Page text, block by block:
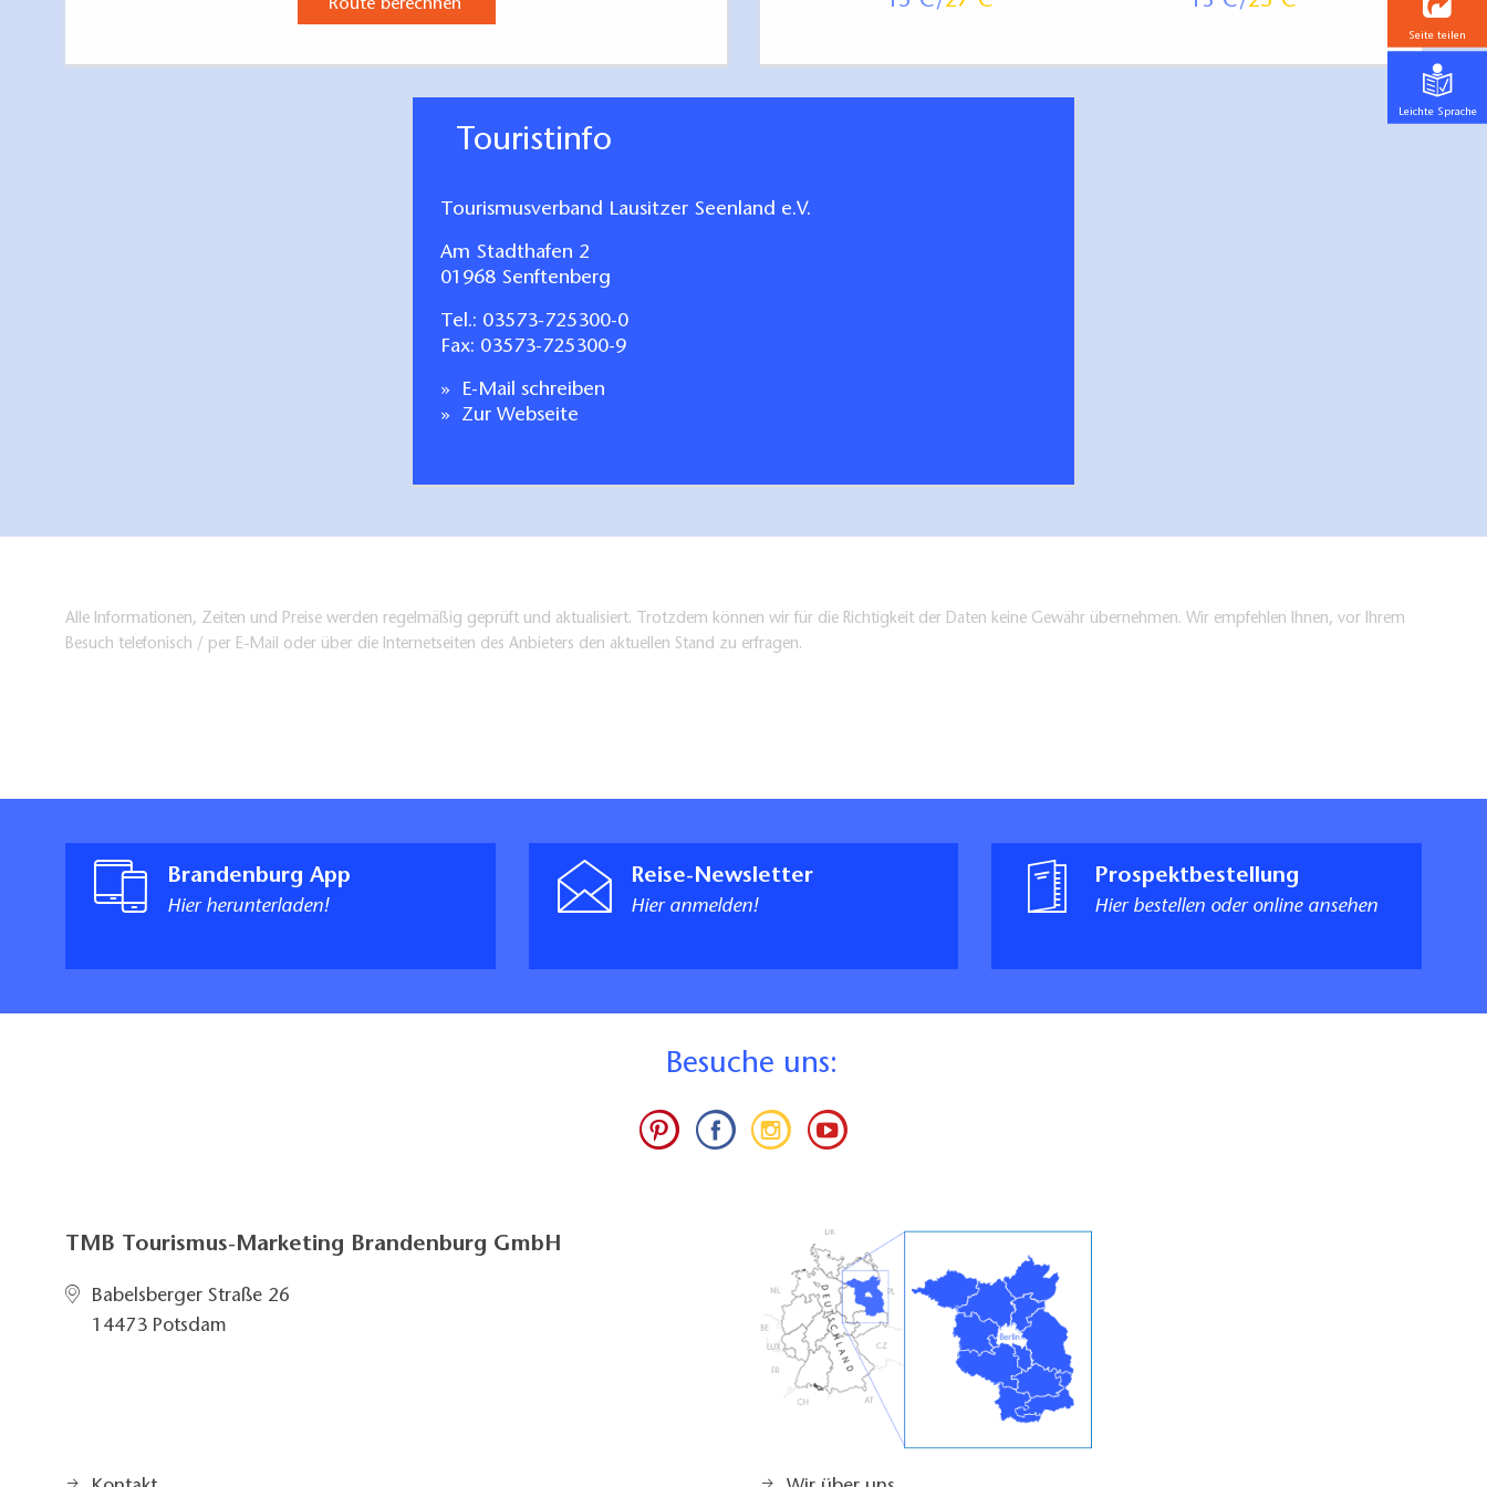
Satellitenanlage für TV und Radio mit Flachbildfernseher
Bad mit Wanne/Dusche
Kaminofen
Kostenloses Internet via W-LAN
Für Familien stehen in den Ferienwohnungen auf Anfrage
kostenfrei bereit:
Nachtlicht für Steckdosen
Route berechnen
Touristinfo
Tourismusverband Lausitzer Seenland e.V.
Am Stadthafen 2
01968 Senftenberg
Tel.: 03573-725300-0
Fax: 03573-725300-9
E-Mail schreiben
Zur Webseite
Alle Informationen, Zeiten und Preise werden regelmäßig geprüft und aktualisiert. Trotzdem können wir für die Richtigkeit der Daten keine Gewähr übernehmen. Wir empfehlen Ihnen, vor Ihrem
Besuch telefonisch / per E-Mail oder über die Internetseiten des Anbieters den aktuellen Stand zu erfragen.
Brandenburg App
Hier herunterladen!
Reise-Newsletter
Hier anmelden!
Prospektbestellung
Hier bestellen oder online ansehen
Besuche uns:
TMB Tourismus-Marketing Brandenburg GmbH
Babelsberger Straße 26
14473 Potsdam
Seite teilen
Leichte Sprache